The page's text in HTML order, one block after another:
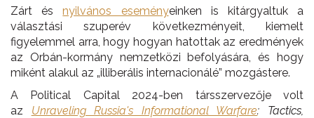
Zárt ésnyilvános eseményeinken is kitárgyaltuk a
választási szuperév következményeit, kiemelt
figyelemmel arra, hogy hogyan hatottak az eredmények
az Orbán-kormány nemzetközi befolyására, és hogy
miként alakul az „illiberális internacionálé” mozgástere.
A Political Capital 2024-ben társszervezője volt
az Unraveling Russia's Informational Warfare: Tactics,